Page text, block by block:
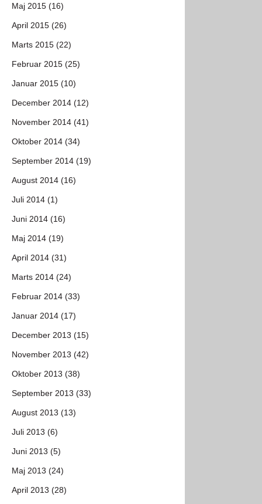
Maj 2015 (16)
April 2015 (26)
Marts 2015 (22)
Februar 2015 (25)
Januar 2015 (10)
December 2014 (12)
November 2014 (41)
Oktober 2014 (34)
September 2014 (19)
August 2014 (16)
Juli 2014 (1)
Juni 2014 (16)
Maj 2014 (19)
April 2014 (31)
Marts 2014 (24)
Februar 2014 (33)
Januar 2014 (17)
December 2013 (15)
November 2013 (42)
Oktober 2013 (38)
September 2013 (33)
August 2013 (13)
Juli 2013 (6)
Juni 2013 (5)
Maj 2013 (24)
April 2013 (28)